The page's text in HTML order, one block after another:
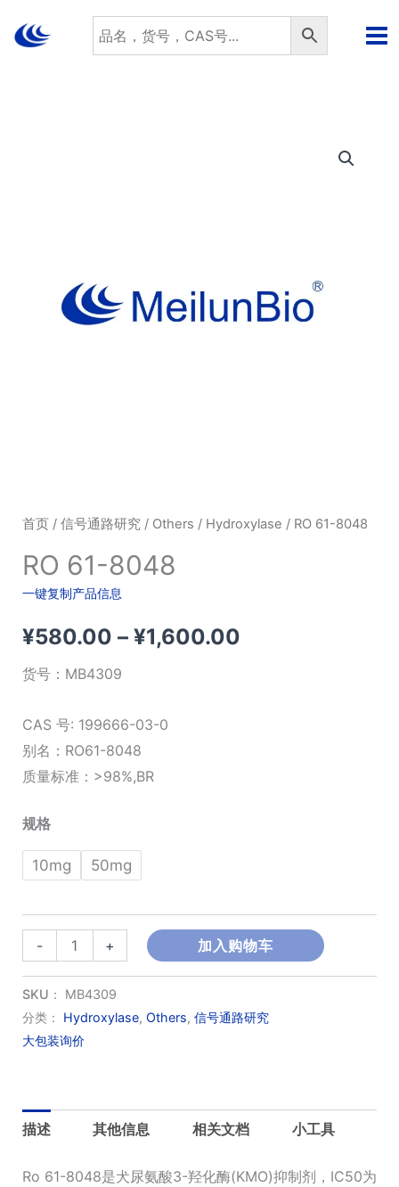
首页/ 信号通路研究/ Others / Hydroxylase / RO 61-8048
RO 61-8048
一键复制产品信息
¥580.00 – ¥1,600.00价
货号： MB4309
CAS 号: 199666-03-0
别名：RO61-8048
质量标准：>98%,BR
规格
10mg 50mg
-
RO
61-
8048
数
量
+ 加入购物车
SKU： MB4309
分类： Hydroxylase, Others, 信号通路研究
大包装询价
描述 其他信息 相关文档 小工具
Ro 61-8048是犬尿氨酸3-羟化酶(KMO)抑制剂，IC50为